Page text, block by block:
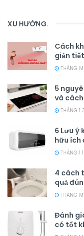
XU HƯỚNG.
Cách
giản
THÁNG
5
và
THÁNG 1
6 Lưu ý
hữu ích
THÁNG 1
4 cách
quả
THÁNG
Đánh
có tốt